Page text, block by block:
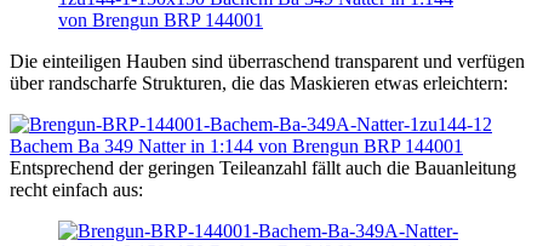
Die einteiligen Hauben sind überraschend transparent und verfügen
über randscharfe Strukturen, die das Maskieren etwas erleichtern:
Entsprechend der geringen Teileanzahl fällt auch die Bauanleitung
recht einfach aus: